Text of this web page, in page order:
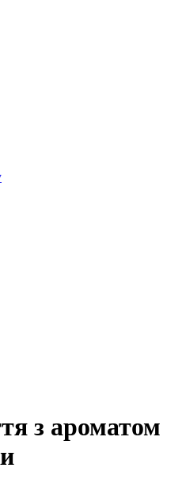
з ароматом